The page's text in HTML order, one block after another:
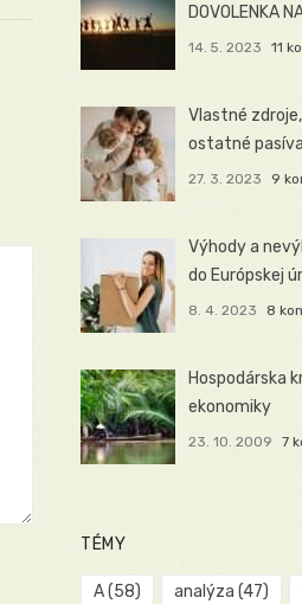
DOVOLENKA
14. 5. 2023 11
Vlastné
ostatné
27. 3. 2023 9
Výhody a
do Európskej
8. 4. 2023 8
Hospodárska
ekonomiky
23. 10. 2009 7
TÉMY
A(58) analýza (47)